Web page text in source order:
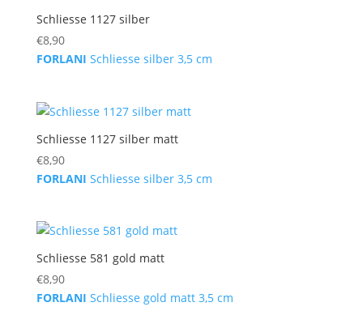
Schliesse 1127 silber
€8,90
FORLANI Schliesse silber 3,5 cm
Schliesse 1127 silber matt
€8,90
FORLANI Schliesse silber 3,5 cm
Schliesse 581 gold matt
€8,90
FORLANI Schliesse gold matt 3,5 cm